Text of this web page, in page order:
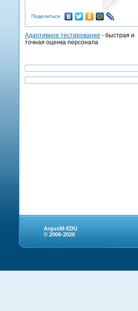
Поделиться
Адаптивное тестирование - быстрая и
точная оценка персонала
ArgusM-EDU
© 2006-2026